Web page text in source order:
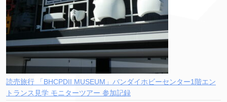
読売旅行 「BHCPDII MUSEUM」バンダイホビーセンター1階エン
トランス見学 モニターツアー 参加記録